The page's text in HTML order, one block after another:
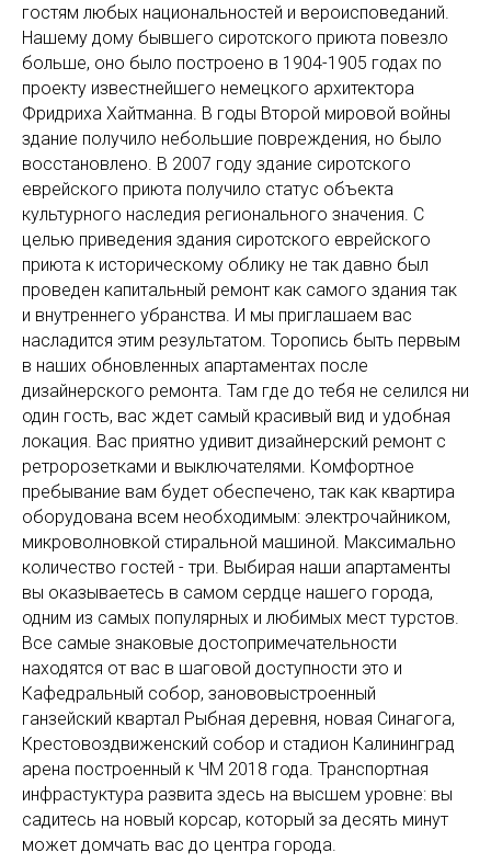
гостям любых национальностей и вероисповеданий.
Нашему дому бывшего сиротского приюта повезло
больше, оно было построено в 1904-1905 годах по
проекту известнейшего немецкого архитектора
Фридриха Хайтманна. В годы Второй мировой войны
здание получило небольшие повреждения, но было
восстановлено. В 2007 году здание сиротского
еврейского приюта получило статус объекта
культурного наследия регионального значения. С
целью приведения здания сиротского еврейского
приюта к историческому облику не так давно был
проведен капитальный ремонт как самого здания так
и внутреннего убранства. И мы приглашаем вас
насладится этим результатом. Торопись быть первым
в наших обновленных апартаментах после
дизайнерского ремонта. Там где до тебя не селился ни
один гость, вас ждет самый красивый вид и удобная
локация. Вас приятно удивит дизайнерский ремонт с
ретророзетками и выключателями. Комфортное
пребывание вам будет обеспечено, так как квартира
оборудована всем необходимым: электрочайником,
микроволновкой стиральной машиной. Максимально
количество гостей - три. Выбирая наши апартаменты
вы оказываетесь в самом сердце нашего города,
одним из самых популярных и любимых мест турстов.
Все самые знаковые достопримечательности
находятся от вас в шаговой доступности это и
Кафедральный собор, занововыстроенный
ганзейский квартал Рыбная деревня, новая Синагога,
Крестовоздвиженский собор и стадион Калининград
арена построенный к ЧМ 2018 года. Транспортная
инфрастуктура развита здесь на высшем уровне: вы
садитесь на новый корсар, который за десять минут
может домчать вас до центра города.